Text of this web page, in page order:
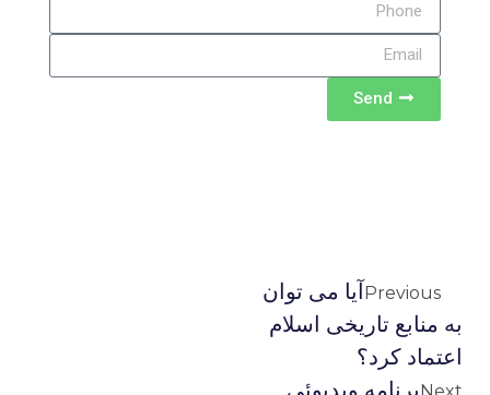
Send
Previousآیا می توان
به منابع تاریخی اسلام
اعتماد کرد؟
برنامه ويديوئى